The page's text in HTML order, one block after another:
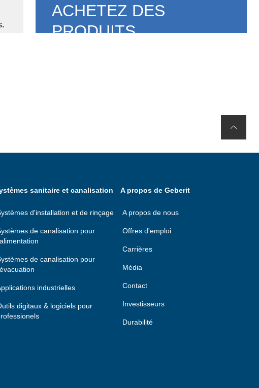
ACHETEZ DES
PRODUITS
sanitaire et canalisation
d'installation et de rinçage
de canalisation pour
de canalisation pour
industrielles
digitaux & logiciels pour
A propos de Geberit
A propos de nous
Offres d'emploi
Carrières
Média
Contact
Investisseurs
Durabilité